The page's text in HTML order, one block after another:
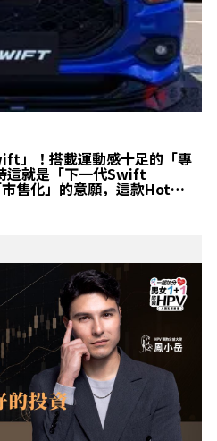
」！搭載運動感十足的「專
這就是「下一代Swift
售化」的意願，這款Hot
是什麼？